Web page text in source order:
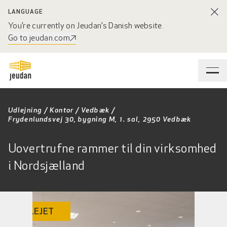
LANGUAGE
You’re currently on Jeudan’s Danish website.
Go to jeudan.com
Udlejning / Kontor / Vedbæk /
Frydenlundsvej 30, bygning M, 1. sal, 2950 Vedbæk
Uovertrufne rammer til din virksomhed
i Nordsjælland
UDLEJET